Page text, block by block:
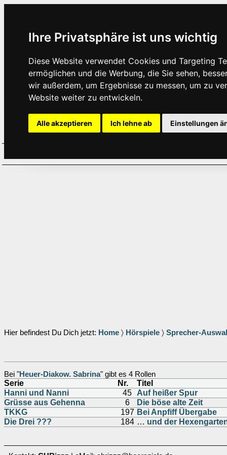
Ihre Privatsphäre ist uns wichtig
Diese Website verwendet Cookies und Targeting
ermöglichen und die Werbung, die Sie sehen,
wir außerdem, um Ergebnisse zu messen, um zu
Website weiter zu entwickeln.
Alle akzeptieren Ich lehne ab Einstellungen
Hier befindest Du Dich jetzt: Home 〉 Hörspiele 〉 Sprecher-
Bei "Heuer-Diakow. Sabrina" gibt es 4 Rollen
Serie Nr.
Titel
Hanni und Nanni
45
Auf heißer Spur
Grüsse aus Gehenna
6
Die böse alte Zeit
TKKG
197 Bei Anpfiff Übergabe
Die Drei ???
184 … und der